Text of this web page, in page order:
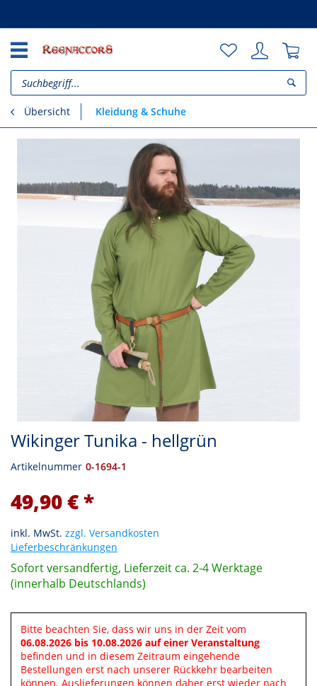
Übersicht Kleidung & Schuhe
Wikinger Tunika - hellgrün
Artikelnummer 0-1694-1
49,90 € *
inkl. MwSt. zzgl. Versandkosten
Lieferbeschränkungen
Sofort versandfertig, Lieferzeit ca. 2-4 Werktage
(innerhalb Deutschlands)
Bitte beachten Sie, dass wir uns in der Zeit vom
06.08.2026 bis 10.08.2026 auf einer Veranstaltung
befinden und in diesem Zeitraum eingehende
Bestellungen erst nach unserer Rückkehr bearbeiten
können. Auslieferungen können daher erst wieder nach